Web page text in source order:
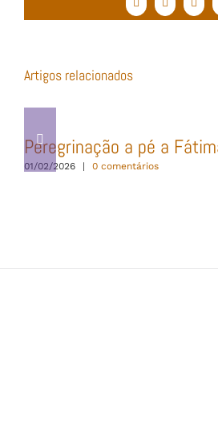
FacebookTwitter
Artigos relacionados
Peregrinação a pé a
01/02/2026 | 0 comentários